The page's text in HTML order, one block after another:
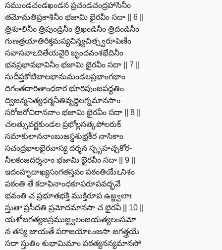
సముండచండఖండన ప్రచండచంద్రహాసినీం
తమోమతిప్రకాశినీం భజామి భైరవీం సదా || 6 ||
త్రిశూలినీం త్రిపుండ్రినీం త్రిఖండినీం త్రిదండినీం
గుణత్రయాతిరిక్తమప్యచిన్త్యచిత్స్వరూపిణీం
సవాసవాఽదితేయవైరి బృందవంశభేదినీం
భవప్రభావభావినీం భజామి భైరవీం సదా || 7 ||
సుదీప్తకోటిబాలభానుమండలప్రభాంగభాం
దిగంతదారితాంధకార భూరిపుంజపద్ధతిం
ద్విజన్మనిత్యధర్మనీతివృద్ధిలగ్నమానసాం
సరోజరోచిరాననాం భజామి భైరవీం సదా || 8 ||
చలత్సువర్ణకుండల ప్రభోల్లసత్కపోలరుక్
సమాకులాననాంబుజస్థశుభ్రకీర నాసికాం
సచంద్రభాలభైరవాస్య దర్శన స్పృహచ్చకోర-
నీలకంజదర్శనాం భజామి భైరవీం సదా || 9 ||
ఇదంహృదాఖ్యసంగతస్తవం పఠంతియేఽనిశం
పఠంతి తే కదాపినాంధకూపరూపవద్భవే
భవంతి చ ప్రభూతభక్తి ముక్తిరూప ఉజ్జ్వలాః
స్తుతా ప్రసీదతి ప్రమోదమానసా చ భైరవీ || 10 ||
యశోజగత్యజస్రముజ్జ్వలంజయత్యలంసమో
న తస్య జాయతే పరాజయోఽంజసా జగత్త్రయే
సదా స్తుతిం శుభామిమాం పఠత్యనన్యమానసో